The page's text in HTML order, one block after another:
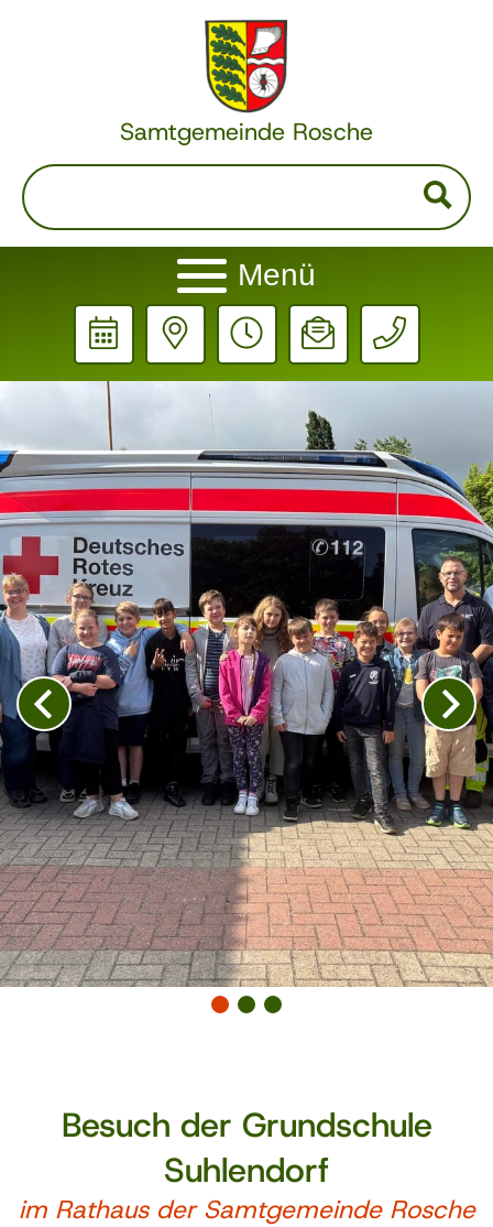
Samtgemeinde Rosche
Menü
Besuch der Grundschule
Suhlendorf
im Rathaus der Samtgemeinde Rosche